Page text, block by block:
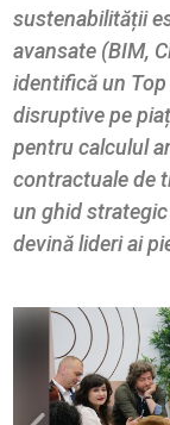
sustenabilității
avansate (BIM,
identifică un
disruptive pe
pentru calculul
contractuale de
un ghid
devină lideri ai